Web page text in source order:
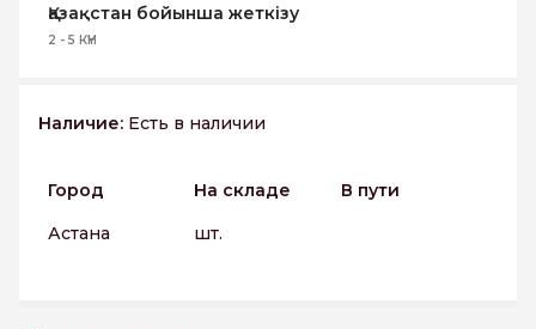
Қазақстан бойынша жеткізу
2 - 5 КҮН
Наличие: Есть в наличии
Город На складе
В пути
Астана
шт.